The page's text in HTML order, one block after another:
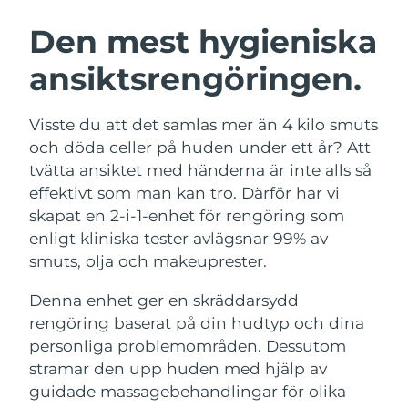
Den mest hygieniska
ansiktsrengöringen.
Visste du att det samlas mer än 4 kilo smuts
och döda celler på huden under ett år? Att
tvätta ansiktet med händerna är inte alls så
effektivt som man kan tro. Därför har vi
skapat en 2-i-1-enhet för rengöring som
enligt kliniska tester avlägsnar 99% av
smuts, olja och makeuprester.
Denna enhet ger en skräddarsydd
rengöring baserat på din hudtyp och dina
personliga problemområden. Dessutom
stramar den upp huden med hjälp av
guidade massagebehandlingar för olika
LUNA™ 4-paket
Anti-aging massage
LUNA™ 4 Plus
Massage, LED heating
LUNA™ 4 Men
For men, anti-aging massage
BEAR™ 2-paket
Microcurrent toning
BEAR™ 2 go
Microcurrent toning on-the-go
BEAR™ 2 eyes & lips
Microcurrent line smoothing device
Återfuktning
UFO™ 3-paket
Deep facial hydration
UFO™ 3 LED
Near-infrared and red light therapy
device
Munvård
issa™ 4
Hybrid silicone sonic toothbrush
issa™ 4 plus
Smart hybrid silicone sonic toothbrush
FAQ™ ANTI-AGING-BEHANDLING
Anti-aging LED-behandlingar
NEW
Österrike Förväntad leverans9/8/26
Bahrain Förväntad leverans10/8/26
Belgien
Bermuda Förväntad leverans 15/8/26
Bosnien och
Hercegovina
Förväntad leverans 12/8/26
Brunei Förväntad leverans
Bulgarien Förväntad leverans
Kanada Förväntad leverans13/8/26
Chile Förväntad leverans13/8/26